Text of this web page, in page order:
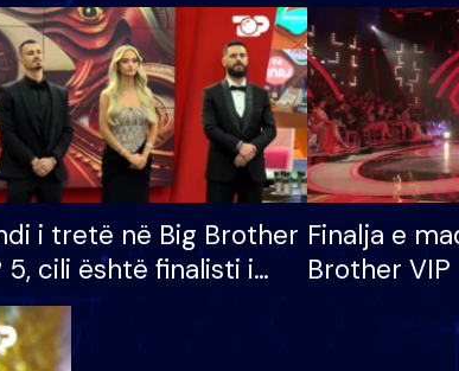
i tretë në Big Brother
5, cili është finalisti i
që lë shtëpinë
Finalja e
Brother
banori i
dhe humb